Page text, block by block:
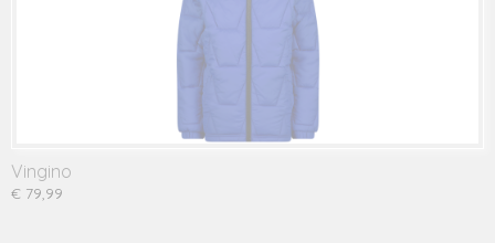
Vingino
€ 79,99